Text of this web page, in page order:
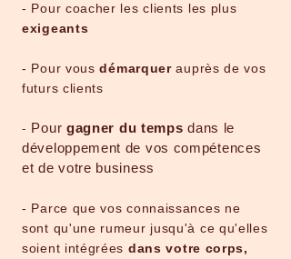
- Pour coacher les clients les plus
exigeants
- Pour vousdémarquerauprès de vos
futurs clients
- Pour gagner du temps dans le
développement de vos compétences
et de votre business
- Parce que vos connaissances ne
sont qu'une rumeur jusqu'à ce qu'elles
soient intégrées dans votre corps,